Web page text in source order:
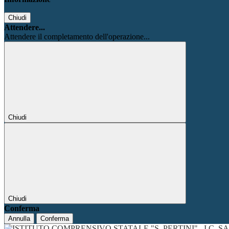
Chiudi
Attendere...
Attendere il completamento dell'operazione...
Chiudi
Chiudi
Conferma
Annulla Conferma